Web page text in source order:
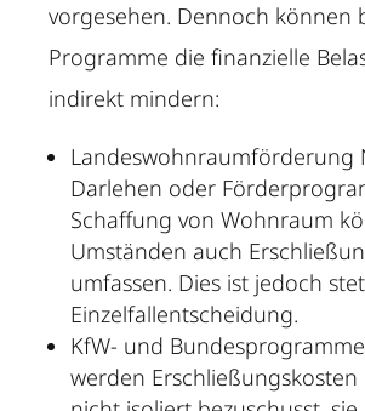
vorgesehen. Dennoch können
Programme die finanzielle
indirekt mindern:
Landeswohnraumförderung
Darlehen oder
Schaffung von Wohnraum
Umständen auch
umfassen. Dies ist jedoch
Einzelfallentscheidung.
KfW- und
werden Erschließungskosten